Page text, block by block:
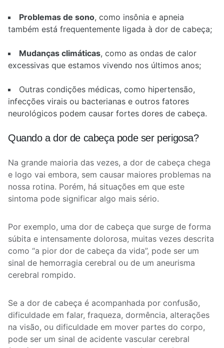
Problemas de sono, como insônia e apneia
também está frequentemente ligada à dor de cabeça;
Mudanças climáticas, como as ondas de calor
excessivas que estamos vivendo nos últimos anos;
Outras condições médicas, como hipertensão,
infecções virais ou bacterianas e outros fatores
neurológicos podem causar fortes dores de cabeça.
Quando a dor de cabeça pode ser perigosa?
Na grande maioria das vezes, a dor de cabeça chega
e logo vai embora, sem causar maiores problemas na
nossa rotina. Porém, há situações em que este
sintoma pode significar algo mais sério.
Por exemplo, uma dor de cabeça que surge de forma
súbita e intensamente dolorosa, muitas vezes descrita
como “a pior dor de cabeça da vida”, pode ser um
sinal de hemorragia cerebral ou de um aneurisma
cerebral rompido.
Se a dor de cabeça é acompanhada por confusão,
dificuldade em falar, fraqueza, dormência, alterações
na visão, ou dificuldade em mover partes do corpo,
pode ser um sinal de acidente vascular cerebral